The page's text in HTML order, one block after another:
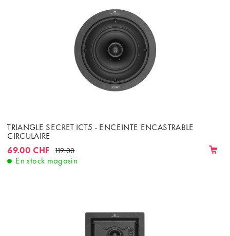
TRIANGLE SECRET ICT5 - ENCEINTE ENCASTRABLE
CIRCULAIRE
69.00 CHF 119.00
En stock magasin